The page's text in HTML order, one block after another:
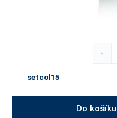
-
setcol15
Do košíku